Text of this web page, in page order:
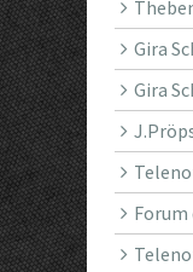
Gira
Gira
Forum